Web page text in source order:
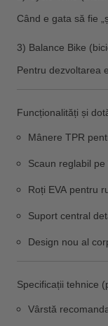
Când e gata să fie
3) Balance Bike
Pentru dezvoltarea
Funcționalități și
Mânere TPR
Scaun reglabil pe
Roți EVA pentru
Suport central
Design nou al
Specificații tehnice
Vârstă